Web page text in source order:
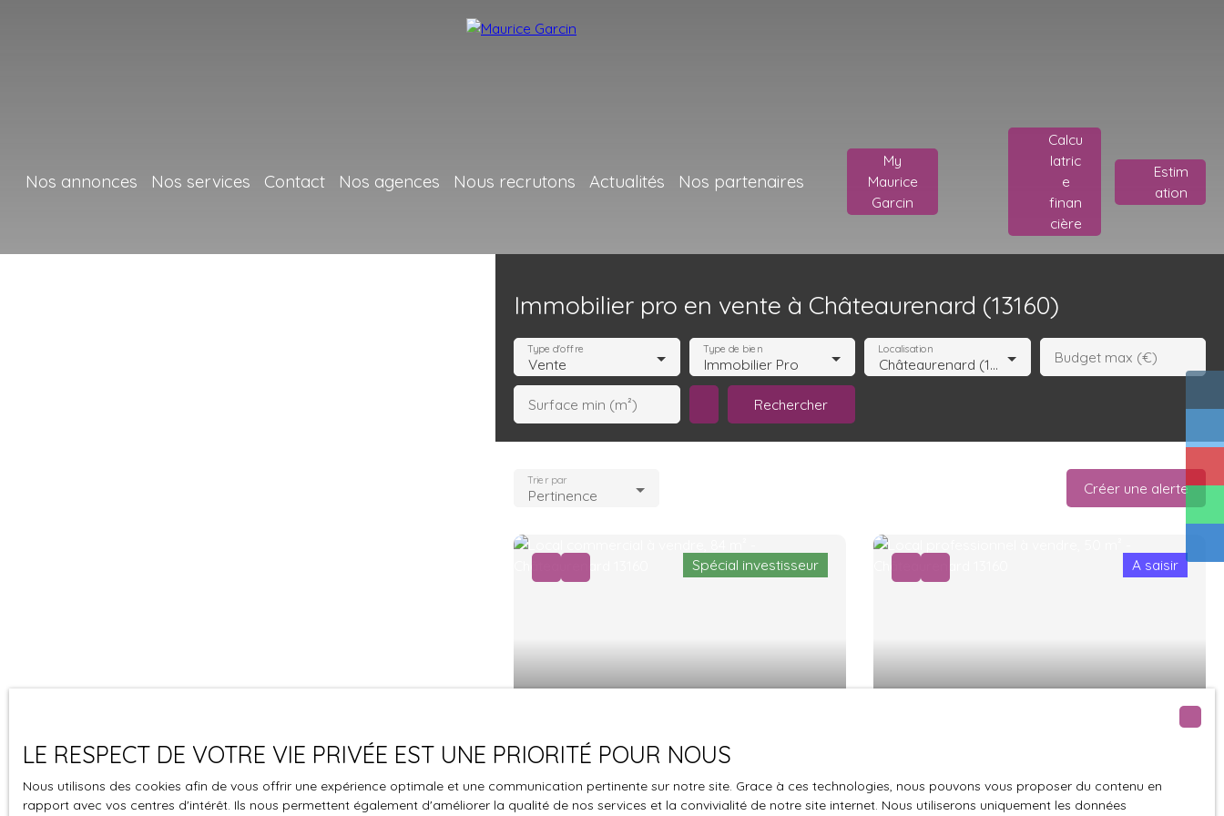
Nos annonces Nos services Contact Nos agences Nous recrutons Actualités Nos partenaires
My
Maurice
Garcin
Calcu
latric
e
finan
cière
Estim
ation
Immobilier pro en vente à Châteaurenard (13160)
Vente
Type d'offre
Immobilier Pro
Type de bien
Châteaurenard (13160)
Localisation Budget max (€)
Surface min (m²) Rechercher
Pertinence
Trier par Créer une alerte
Spécial investisseur
5pièces 84.79 m²
A saisir
2pièces 50.94m²
LE RESPECT DE VOTRE VIE PRIVÉE EST UNE PRIORITÉ POUR NOUS
Nous utilisons des cookies afin de vous offrir une expérience optimale et une communication pertinente sur notre site. Grace à ces technologies, nous pouvons vous proposer du contenu en
rapport avec vos centres d'intérêt. Ils nous permettent également d'améliorer la qualité de nos services et la convivialité de notre site internet. Nous utiliserons uniquement les données